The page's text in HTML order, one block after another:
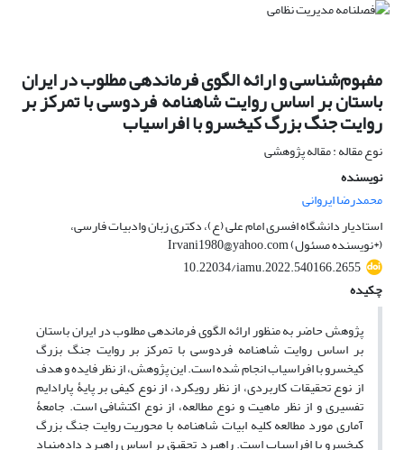
مفهوم‌شناسی و ارائه الگوی فرماندهی مطلوب در ایران
باستان بر اساس روایت شاهنامه فردوسی با تمرکز بر
روایت جنگ بزرگ کیخسرو با افراسیاب
نوع مقاله : مقاله پژوهشی
نویسنده
محمدرضا ایروانی
استادیار دانشگاه افسری امام علی (ع)، دکتری زبان وادبیات فارسی،
(*نویسنده مسئول) Irvani1980@yahoo.com
10.22034/iamu.2022.540166.2655
چکیده
پژوهش حاضر به منظور ارائه الگوی فرماندهی مطلوب در ایران باستان
بر اساس روایت شاهنامه فردوسی با تمرکز بر روایت جنگ بزرگ
کیخسرو با افراسیاب انجام شده است. این پژوهش، از نظر فایده و هدف
از نوع تحقیقات کاربردی، از نظر رویکرد، از نوع کیفی بر پایۀ پارادایم
تفسیری و از نظر ماهیت و نوع مطالعه، از نوع اکتشافی است. جامعۀ
آماری مورد مطالعه کلیه ابیات شاهنامه با محوریت روایت جنگ بزرگ
کیخسرو با افراسیاب است. راهبرد تحقیق بر اساس راهبرد داده‌بنیاد